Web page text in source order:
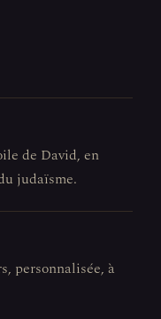
de David, en
judaïsme.
personnalisée, à